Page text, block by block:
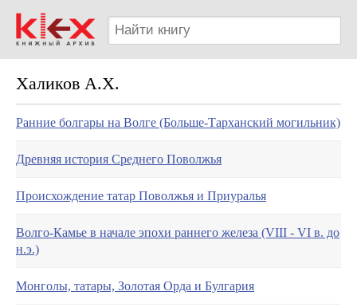
Халиков А.Х.
Ранние болгары на Волге (Больше-Тарханский могильник)
Древняя история Среднего Поволжья
Происхождение татар Поволжья и Приуралья
Волго-Камье в начале эпохи раннего железа (VIII - VI в. до
н.э.)
Монголы, татары, Золотая Орда и Булгария